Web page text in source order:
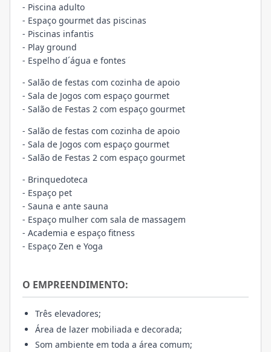
- Piscina adulto
- Espaço gourmet das piscinas
- Piscinas infantis
- Play ground
- Espelho d´água e fontes
- Salão de festas com cozinha de apoio
- Sala de Jogos com espaço gourmet
- Salão de Festas 2 com espaço gourmet
- Salão de festas com cozinha de apoio
- Sala de Jogos com espaço gourmet
- Salão de Festas 2 com espaço gourmet
- Brinquedoteca
- Espaço pet
- Sauna e ante sauna
- Espaço mulher com sala de massagem
- Academia e espaço fitness
- Espaço Zen e Yoga
O EMPREENDIMENTO:
Três elevadores;
Área de lazer mobiliada e decorada;
Som ambiente em toda a área comum;